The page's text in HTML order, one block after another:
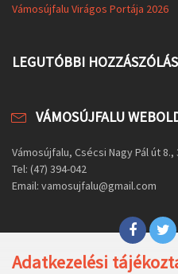
Vámosújfalu Virágos Portája 2026
LEGUTÓBBI
VÁMOSÚJFALU
Vámosújfalu, Csécsi Nagy Pál út 8.,
Tel: (47) 394-042
Email: vamosujfalu@gmail.com
Adatkezelési